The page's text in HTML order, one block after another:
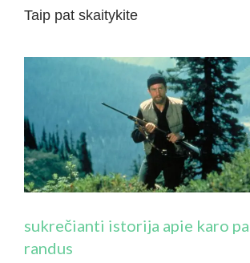
Taip pat skaitykite
sukrečianti istorija apie karo
randus